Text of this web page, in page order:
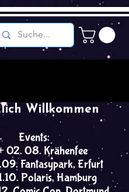
Events:
02. 08. Krähenfee
Fantasypark, Erfurt
Polaris, Hamburg
Willkommen